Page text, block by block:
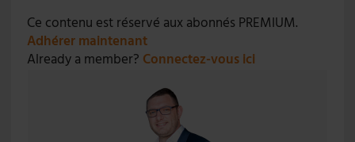
Ce contenu est réservé aux abonnés PREMIUM.
Adhérer maintenant
Already a member? Connectez-vous ici